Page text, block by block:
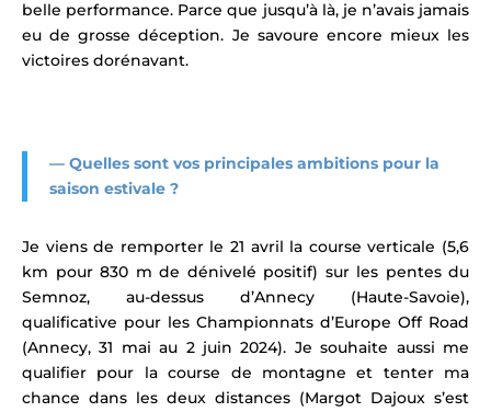
belle performance. Parce que jusqu’à là, je n’avais jamais
eu de grosse déception. Je savoure encore mieux les
victoires dorénavant.
— Quelles sont vos principales ambitions pour la
saison estivale ?
Je viens de remporter le 21 avril la course verticale (5,6
km pour 830 m de dénivelé positif) sur les pentes du
Semnoz, au-dessus d’Annecy (Haute-Savoie),
qualificative pour les Championnats d’Europe Off Road
(Annecy, 31 mai au 2 juin 2024). Je souhaite aussi me
qualifier pour la course de montagne et tenter ma
chance dans les deux distances (Margot Dajoux s’est